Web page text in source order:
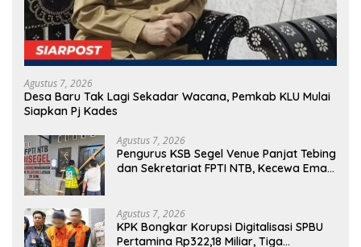
Agustus 7, 2026
Desa Baru Tak Lagi Sekadar Wacana, Pemkab KLU Mulai
Siapkan Pj Kades
Agustus 7, 2026
Pengurus KSB Segel Venue Panjat Tebing
dan Sekretariat FPTI NTB, Kecewa Emas
Agustus 7, 2026
KPK Bongkar Korupsi Digitalisasi SPBU
Pertamina Rp322,18 Miliar, Tiga